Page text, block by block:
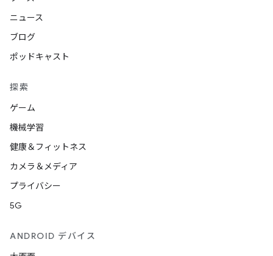
ニュース
ブログ
ポッドキャスト
探索
ゲーム
機械学習
健康＆フィットネス
カメラ＆メディア
プライバシー
5G
ANDROID デバイス